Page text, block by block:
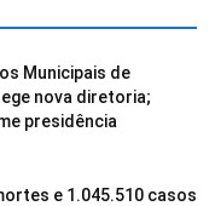
Municipais de
nova diretoria;
presidência
e 1.045.510 casos